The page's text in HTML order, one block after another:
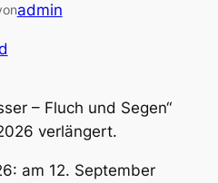
admin
– Fluch und Segen“
verlängert.
am 12. September